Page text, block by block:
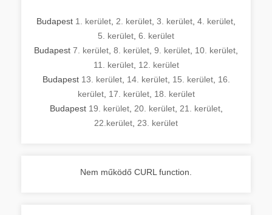
Budapest 1. kerület 2. kerület 3. kerület 4. kerület
5. kerület 6. kerület
Budapest 7. kerület 8. kerület 9. kerület 10. kerület
11. kerület, 12. kerület
Budapest 13. kerület, 14. kerület, 15. kerület, 16.
kerület, 17. kerület, 18. kerület
Budapest 19. kerület, 20. kerület, 21. kerület,
22.kerület 23. kerület
Nem működő CURL function.